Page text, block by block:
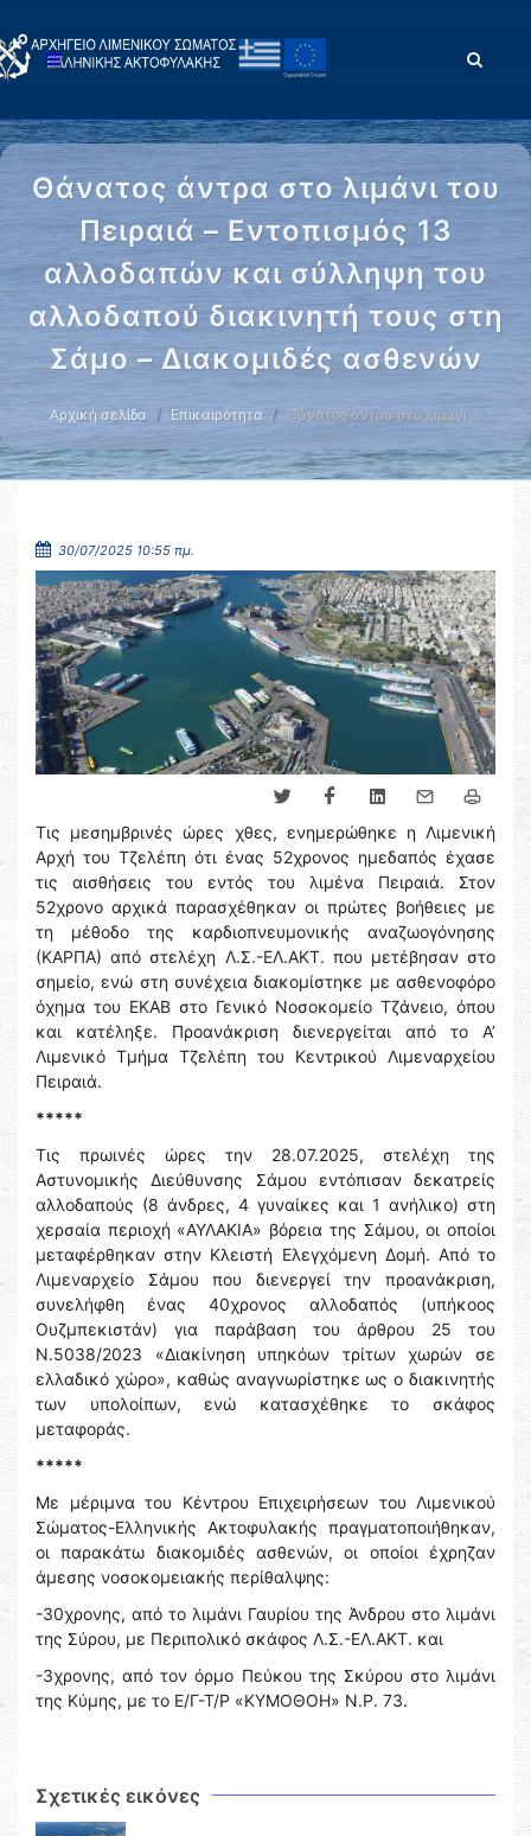
Θάνατος άντρα στο λιμάνι του
Πειραιά – Εντοπισμός 13
αλλοδαπών και σύλληψη του
αλλοδαπού διακινητή τους στη
Σάμο – Διακομιδές ασθενών
Αρχική σελίδα Επικαιρότητα Θάνατος άντρα στο λιμάνι …
30/07/2025 10:55 πμ.
Τις μεσημβρινές ώρες χθες, ενημερώθηκε η Λιμενική
Αρχή του Τζελέπη ότι ένας 52χρονος ημεδαπός έχασε
τις αισθήσεις του εντός του λιμένα Πειραιά. Στον
52χρονο αρχικά παρασχέθηκαν οι πρώτες βοήθειες με
τη μέθοδο της καρδιοπνευμονικής αναζωογόνησης
(ΚΑΡΠΑ) από στελέχη Λ.Σ.-ΕΛ.ΑΚΤ. που μετέβησαν στο
σημείο, ενώ στη συνέχεια διακομίστηκε με ασθενοφόρο
όχημα του ΕΚΑΒ στο Γενικό Νοσοκομείο Τζάνειο, όπου
και κατέληξε. Προανάκριση διενεργείται από το Α’
Λιμενικό Τμήμα Τζελέπη του Κεντρικού Λιμεναρχείου
Πειραιά.
*****
Τις πρωινές ώρες την 28.07.2025, στελέχη της
Αστυνομικής Διεύθυνσης Σάμου εντόπισαν δεκατρείς
αλλοδαπούς (8 άνδρες, 4 γυναίκες και 1 ανήλικο) στη
χερσαία περιοχή «ΑΥΛΑΚΙΑ» βόρεια της Σάμου, οι οποίοι
μεταφέρθηκαν στην Κλειστή Ελεγχόμενη Δομή. Από το
Λιμεναρχείο Σάμου που διενεργεί την προανάκριση,
συνελήφθη ένας 40χρονος αλλοδαπός (υπήκοος
Ουζμπεκιστάν) για παράβαση του άρθρου 25 του
Ν.5038/2023 «Διακίνηση υπηκόων τρίτων χωρών σε
ελλαδικό χώρο», καθώς αναγνωρίστηκε ως ο διακινητής
των υπολοίπων, ενώ κατασχέθηκε το σκάφος
μεταφοράς.
*****
Με μέριμνα του Κέντρου Επιχειρήσεων του Λιμενικού
Σώματος-Ελληνικής Ακτοφυλακής πραγματοποιήθηκαν,
οι παρακάτω διακομιδές ασθενών, οι οποίοι έχρηζαν
άμεσης νοσοκομειακής περίθαλψης:
-30χρονης, από το λιμάνι Γαυρίου της Άνδρου στο λιμάνι
της Σύρου, με Περιπολικό σκάφος Λ.Σ.-ΕΛ.ΑΚΤ. και
-3χρονης, από τον όρμο Πεύκου της Σκύρου στο λιμάνι
της Κύμης, με το Ε/Γ-Τ/Ρ «ΚΥΜΟΘΟΗ» Ν.Ρ. 73.
Σχετικές εικόνες